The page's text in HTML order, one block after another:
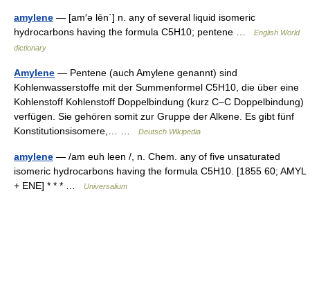
amylene — [am′ə lēn΄] n. any of several liquid isomeric
hydrocarbons having the formula C5H10; pentene …
English World
dictionary
Amylene — Pentene (auch Amylene genannt) sind
Kohlenwasserstoffe mit der Summenformel C5H10, die über eine
Kohlenstoff Kohlenstoff Doppelbindung (kurz C–C Doppelbindung)
verfügen. Sie gehören somit zur Gruppe der Alkene. Es gibt fünf
Konstitutionsisomere,… …
Deutsch Wikipedia
amylene — /am euh leen /, n. Chem. any of five unsaturated
isomeric hydrocarbons having the formula C5H10. [1855 60; AMYL
+ ENE] * * * …
Universalium